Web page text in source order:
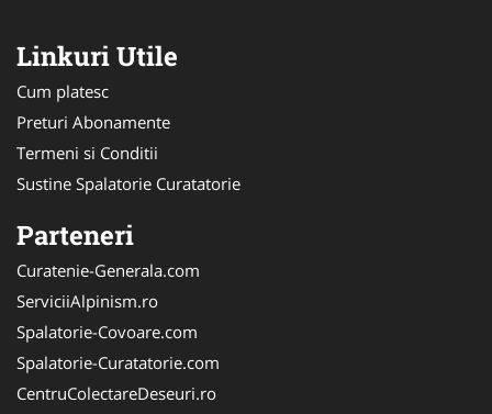
Linkuri Utile
Cum platesc
Preturi Abonamente
Termeni si Conditii
Sustine Spalatorie Curatatorie
Parteneri
Curatenie-Generala.com
ServiciiAlpinism.ro
Spalatorie-Covoare.com
Spalatorie-Curatatorie.com
CentruColectareDeseuri.ro